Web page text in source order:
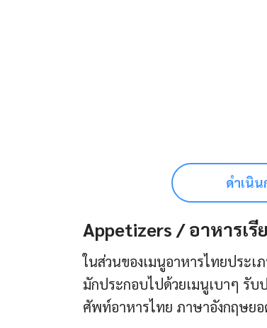
ดำเนิ
Appetizers / อาหารเรี
ในส่วนของเมนูอาหารไทยประ
มักประกอบไปด้วยเมนูเบาๆ รับ
ศัพท์อาหารไทย ภาษาอังกฤษย